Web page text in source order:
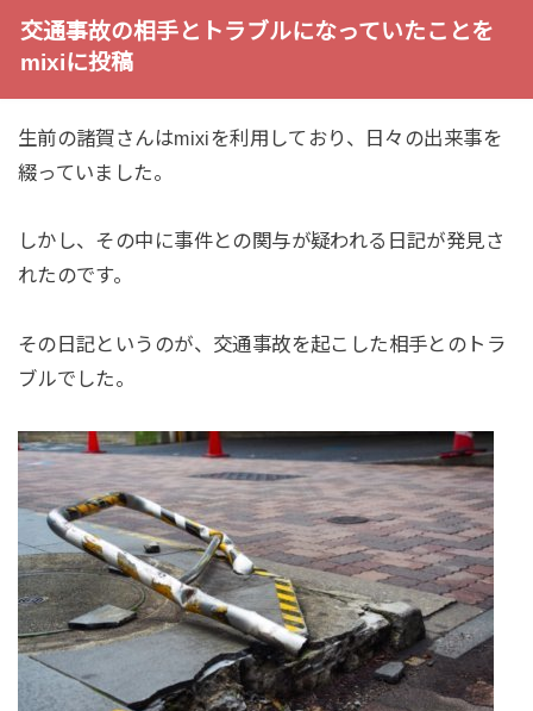
交通事故の相手とトラブルになっていたことを
mixiに投稿
生前の諸賀さんはmixiを利用しており、日々の出来事を
綴っていました。
しかし、その中に事件との関与が疑われる日記が発見さ
れたのです。
その日記というのが、交通事故を起こした相手とのトラ
ブルでした。